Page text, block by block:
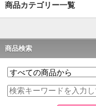
商品カテゴリー一覧
商品検索